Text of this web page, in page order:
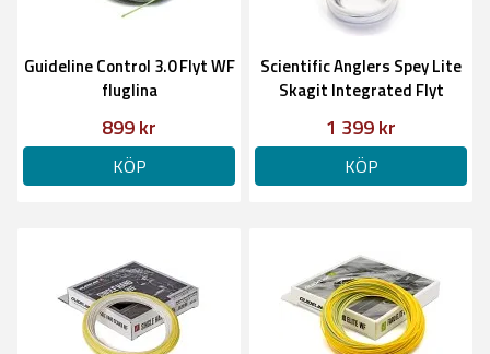
Guideline Control 3.0 Flyt WF
fluglina
899 kr
KÖP
Scientific Anglers Spey Lite
Skagit Integrated Flyt
1 399 kr
KÖP